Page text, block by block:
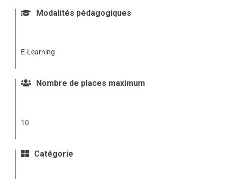
Modalités pédagogiques
E-Learning
Nombre de places maximum
10
Catégorie